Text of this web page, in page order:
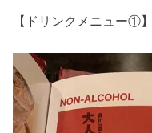
【ドリンクメニュー①】